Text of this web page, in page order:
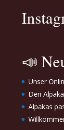
📣
Unser
Den
Alpakas